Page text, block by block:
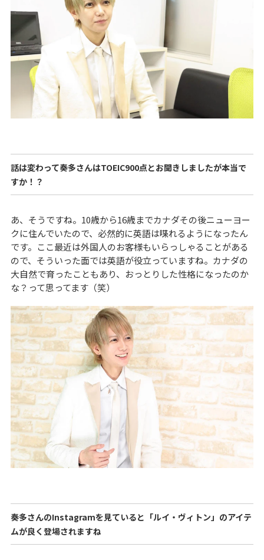
話は変わって奏多さんはTOEIC900点とお聞きしましたが本当で
すか！？
あ、そうですね。10歳から16歳までカナダその後ニューヨー
クに住んでいたので、必然的に英語は喋れるようになったん
です。ここ最近は外国人のお客様もいらっしゃることがある
ので、そういった面では英語が役立っていますね。カナダの
大自然で育ったこともあり、おっとりした性格になったのか
な？って思ってます（笑）
奏多さんのInstagramを見ていると「ルイ・ヴィトン」のアイテ
ムが良く登場されますね